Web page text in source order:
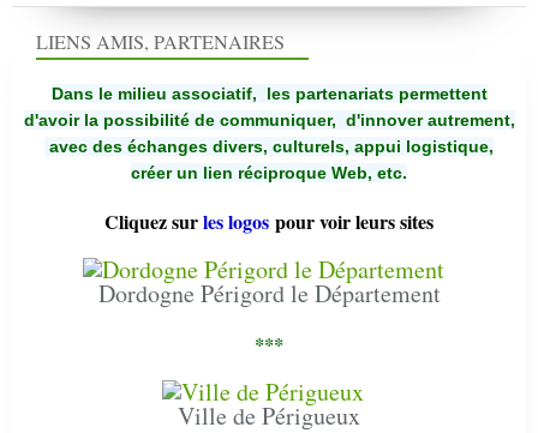
LIENS AMIS, PARTENAIRES
Dans le milieu associatif, les partenariats permettent
d'avoir la possibilité de communiquer, d'innover autrement,
avec des échanges divers, culturels, appui logistique,
créer un lien réciproque Web, etc.
Cliquez surles logos pour voir leurs sites
Dordogne Périgord le Département
***
Ville de Périgueux